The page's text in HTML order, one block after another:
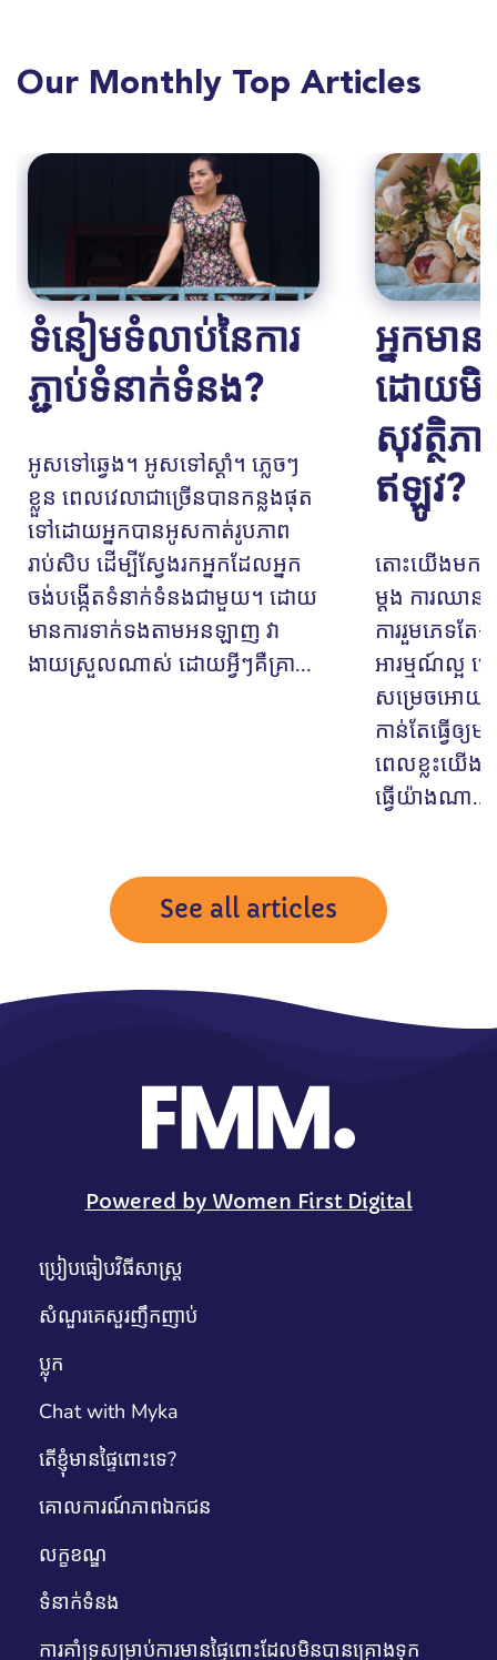
Our Monthly Top Articles
ទំនៀមទំលាប់នៃការ
ភ្ជាប់ទំនាក់ទំនង?
អូសទៅឆ្វេង។ អូសទៅស្តាំ។ ភ្លេចៗ
ខ្លួន ពេលវេលាជាច្រើនបានកន្លងផុត
ទៅដោយអ្នកបានអូសកាត់រូបភាព
រាប់សិប ដើម្បីស្វែងរកអ្នកដែលអ្នក
ចង់បង្កើតទំនាក់ទំនងជាមួយ។ ដោយ
មានការទាក់ទងតាមអនឡាញ វា
ងាយស្រួលណាស់ ដោយអ្វីៗគឺគ្រា...
អ្នក​មាន​
ដោយ​មិ
សុវត្ថិភា
ឥឡូវ?
តោះយើងមក
ម្តង ការឈ
ការរួមភេទតែ
អារម្មណ៍ល្អ
សម្រេចអោ
កាន់តែធ្វើឲ្
ពេលខ្លះយើង
ធ្វើយ៉ាងណា...
See all articles
Powered by Women First Digital
ប្រៀបធៀបវិធីសាស្រ្ត
សំណួរគេសួរញឹកញាប់
ប្លុក
Chat with Myka
តើខ្ញុំមានផ្ទៃពោះទេ?
គោលការណ៍​ភាព​ឯកជន
លក្ខខណ្ឌ
ទំនាក់ទំនង
ការគាំទ្រសម្រាប់ការមានផ្ទៃពោះដែលមិនបានគ្រោងទុក